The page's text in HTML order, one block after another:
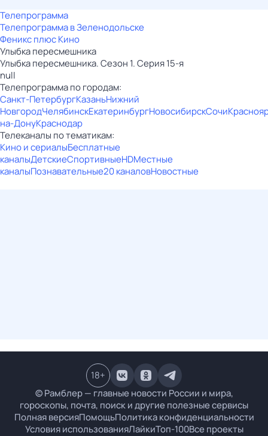
Телепрограмма
Телепрограмма в Зеленодольске
Феникс плюс Кино
Улыбка пересмешника
Улыбка пересмешника. Сезон 1. Серия 15-я
null
Телепрограмма по городам:
Санкт-ПетербургКазаньНижний
НовгородЧелябинскЕкатеринбургНовосибирскСочи
на-ДонуКраснодар
Телеканалы по тематикам:
Кино и сериалыБесплатные
каналыДетскиеСпортивныеHDМестные
каналыПознавательные20 каналовНовостные
© Рамблер — главные новости России и мира,
гороскопы, почта, поиск и другие полезные сервисы
Полная версияПомощьПолитика конфиденциальности
Условия использованияЛайкиТоп-100Все проекты
18+